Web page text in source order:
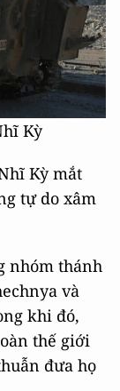
Kỳ
Kỳ mắt
tự do xâm
nhóm thánh
và
khi đó,
thế giới
đưa họ